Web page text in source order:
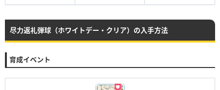
尽力返礼弾球（ホワイトデー・クリア）の入手方法
育成イベント